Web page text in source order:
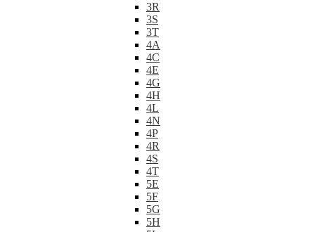
3R
3S
3T
4A
4C
4E
4G
4H
4L
4N
4P
4R
4S
4T
5E
5F
5G
5H